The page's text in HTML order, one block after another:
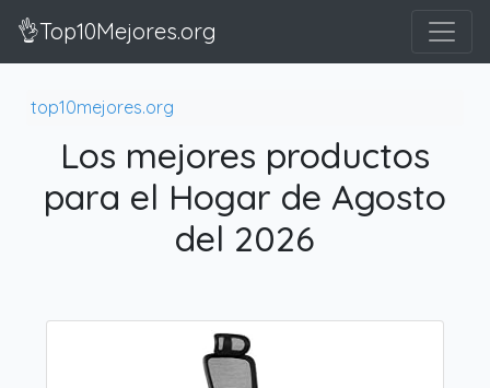
👌Top10Mejores.org
top10mejores.org
Los mejores productos
para el Hogar de Agosto
del 2026